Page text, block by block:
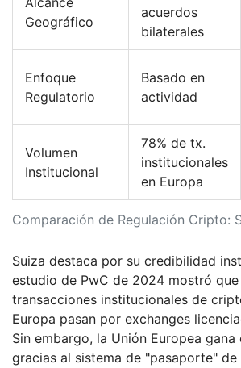
Comparación de Regulación Cripto:
Geográfico
acuerdos
bilaterales
Enfoque
Regulatorio
Basado en
actividad
Volumen
Institucional
78% de tx.
institucionales
en Europa
Suiza destaca por su credibilidad
estudio de PwC de 2024 mostró que
transacciones institucionales de
Europa pasan por exchanges
Sin embargo, la Unión Europea gana
gracias al sistema de "pasaporte" de